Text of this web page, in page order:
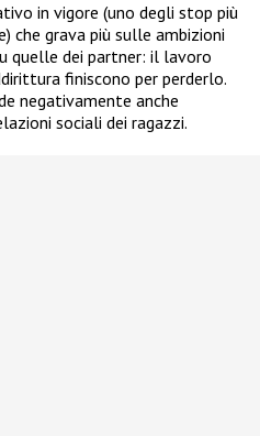
in vigore (uno degli stop più
che grava più sulle ambizioni
quelle dei partner: il lavoro
finiscono per perderlo.
negativamente anche
sociali dei ragazzi.